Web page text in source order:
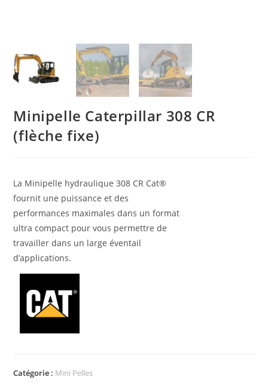
Minipelle Caterpillar 308 CR
(flèche fixe)
La Minipelle hydraulique 308 CR Cat®
fournit une puissance et des
performances maximales dans un format
ultra compact pour vous permettre de
travailler dans un large éventail
d’applications.
Catégorie : Mini Pelles